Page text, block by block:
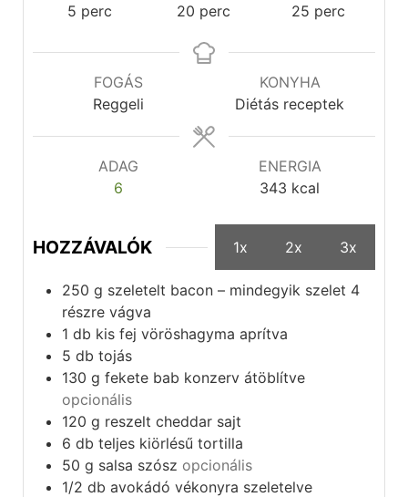
5 perc
20 perc
25 perc
FOGÁS
Reggeli
KONYHA
Diétás receptek
ADAG
6
ENERGIA
343 kcal
HOZZÁVALÓK 1x 2x 3x
250 g szeletelt bacon – mindegyik szelet 4
részre vágva
1 db kis fej vöröshagyma aprítva
5 db tojás
130 g fekete bab konzerv átöblítve
opcionális
120 g reszelt cheddar sajt
6 db teljes kiörlésű tortilla
50 g salsa szósz opcionális
1/2 db avokádó vékonyra szeletelve